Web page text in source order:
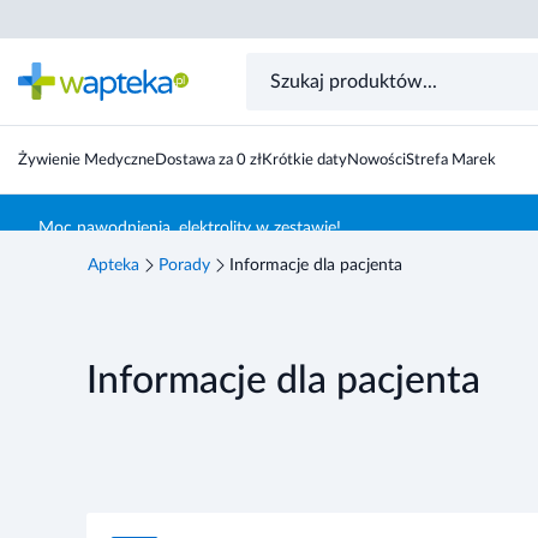
Żywienie MedyczneDostawa za 0 złKrótkie datyNowościStrefa Marek
Moc nawodnienia, elektrolity w zestawie!
Apteka Porady Informacje dla pacjenta
Informacje dla pacjenta